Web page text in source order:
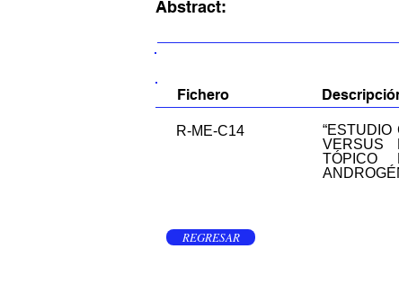
Abstract:
Fichero
R-ME-C14
“ESTUDIO
VERSUS
TÓPICO
REGRESAR